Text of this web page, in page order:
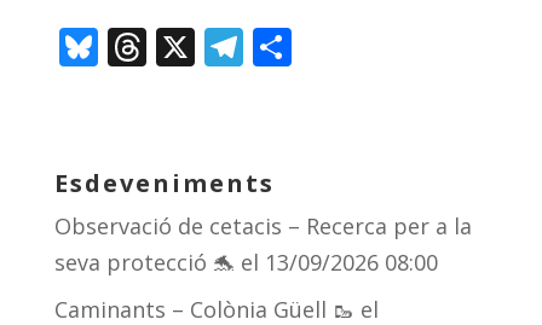
Bl
sk
y
T
d
s
X T
gr
a
m
C
te
ix
Esdeveniments
Observació de cetacis – Recerca per a la
seva protecció 🐬 el 13/09/2026 08:00
Caminants – Colònia Güell 🥾 el